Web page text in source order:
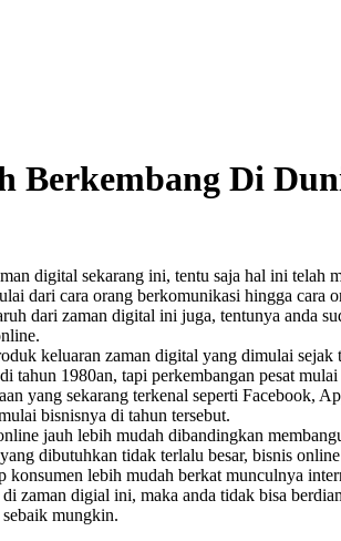
Berkembang Di
digital sekarang ini, tentu saja hal ini telah
dari cara orang berkomunikasi hingga cara
dari zaman digital ini juga, tentunya anda
keluaran zaman digital yang dimulai sejak
tahun 1980an, tapi perkembangan pesat mulai
yang sekarang terkenal seperti Facebook,
bisnisnya di tahun tersebut.
jauh lebih mudah dibandingkan
dibutuhkan tidak terlalu besar, bisnis
konsumen lebih mudah berkat munculnya
zaman digial ini, maka anda tidak bisa
sebaik mungkin.